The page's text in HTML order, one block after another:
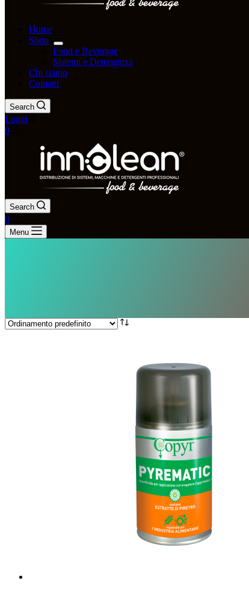
Home
Shop
Food e Beverage
Sistemi e Detergenza
Chi siamo
Contatti
Search
Login
0
Search
0
Menu